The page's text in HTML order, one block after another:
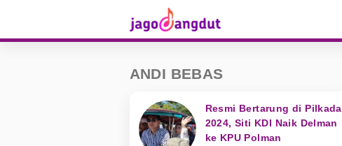
ANDI BEBAS
Resmi Bertarung di Pilkada
2024, Siti KDI Naik Delman
ke KPU Polman